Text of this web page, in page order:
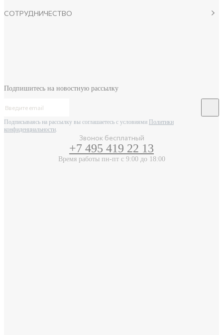
СОТРУДНИЧЕСТВО
Звонок бесплатный
+7 495 419 22 13
Время работы пн-пт с 9:00 до 18:00
Подпишитесь на новостную рассылку
Подписываясь на рассылку вы соглашаетесь с условиями Политики
конфиденциальности.